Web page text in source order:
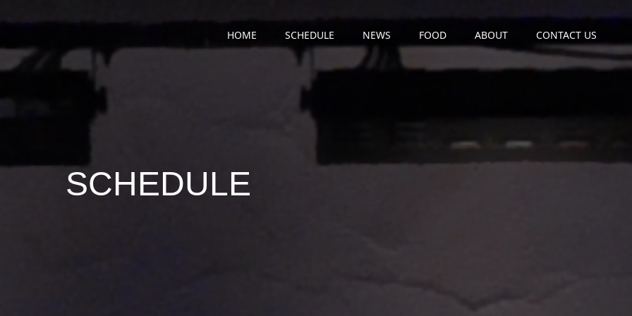
HOME SCHEDULE NEWS FOOD ABOUT CONTACT US
SCHEDULE